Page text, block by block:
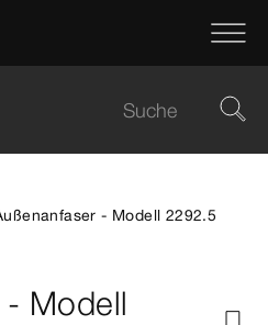
- Modell 2292.5
Modell